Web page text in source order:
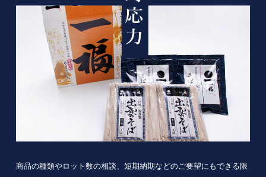
商品の種類やロット数の相談、短期納期などのご要望にもできる限